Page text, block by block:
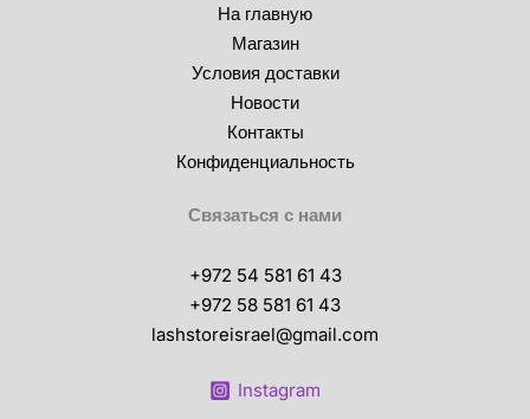
На главную
Магазин
Условия доставки
Новости
Контакты
Конфиденциальность
Связаться с нами
+972 54 581 61 43
+972 58 581 61 43
lashstoreisrael@gmail.com
Instagram